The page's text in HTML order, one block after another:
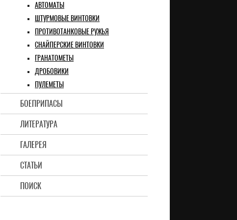
АВТОМАТЫ
ШТУРМОВЫЕ ВИНТОВКИ
ПРОТИВОТАНКОВЫЕ РУЖЬЯ
СНАЙПЕРСКИЕ ВИНТОВКИ
ГРАНАТОМЕТЫ
ДРОБОВИКИ
ПУЛЕМЕТЫ
БОЕПРИПАСЫ
ЛИТЕРАТУРА
ГАЛЕРЕЯ
СТАТЬИ
ПОИСК